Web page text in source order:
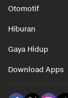
Otomotif
Hiburan
Gaya Hidup
Download Apps